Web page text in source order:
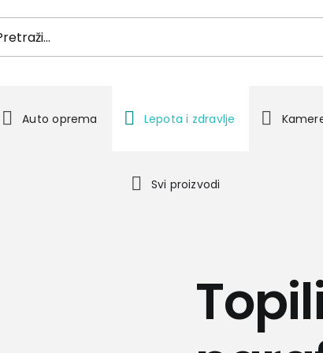
Auto oprema Lepota i zdravlje
Svi proizvodi